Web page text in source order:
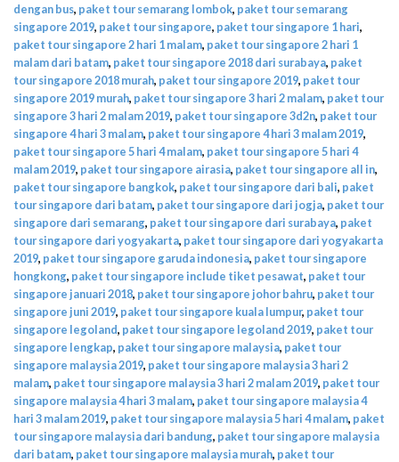
dengan bus, paket tour semarang lombok, paket tour semarang
singapore 2019, paket tour singapore, paket tour singapore 1 hari,
paket tour singapore 2 hari 1 malam, paket tour singapore 2 hari 1
malam dari batam, paket tour singapore 2018 dari surabaya, paket
tour singapore 2018 murah, paket tour singapore 2019, paket tour
singapore 2019 murah, paket tour singapore 3 hari 2 malam, paket tour
singapore 3 hari 2 malam 2019, paket tour singapore 3d2n, paket tour
singapore 4 hari 3 malam, paket tour singapore 4 hari 3 malam 2019,
paket tour singapore 5 hari 4 malam, paket tour singapore 5 hari 4
malam 2019, paket tour singapore airasia, paket tour singapore all in,
paket tour singapore bangkok, paket tour singapore dari bali, paket
tour singapore dari batam, paket tour singapore dari jogja, paket tour
singapore dari semarang, paket tour singapore dari surabaya, paket
tour singapore dari yogyakarta, paket tour singapore dari yogyakarta
2019, paket tour singapore garuda indonesia, paket tour singapore
hongkong, paket tour singapore include tiket pesawat, paket tour
singapore januari 2018, paket tour singapore johor bahru, paket tour
singapore juni 2019, paket tour singapore kuala lumpur, paket tour
singapore legoland, paket tour singapore legoland 2019, paket tour
singapore lengkap, paket tour singapore malaysia, paket tour
singapore malaysia 2019, paket tour singapore malaysia 3 hari 2
malam, paket tour singapore malaysia 3 hari 2 malam 2019, paket tour
singapore malaysia 4 hari 3 malam, paket tour singapore malaysia 4
hari 3 malam 2019, paket tour singapore malaysia 5 hari 4 malam, paket
tour singapore malaysia dari bandung, paket tour singapore malaysia
dari batam, paket tour singapore malaysia murah, paket tour